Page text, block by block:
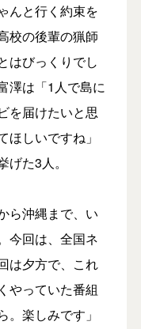
んと行く約束を
校の後輩の猟師
はびっくりでし
澤は「1人で島に
を届けたいと思
しいですね」
た3人。
ら沖縄まで、い
今回は、全国ネ
は夕方で、これ
やっていた番組
楽しみです」